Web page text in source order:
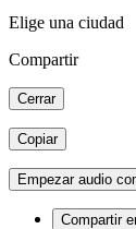
Elige una ciudad
Compartir
Cerrar
Copiar
Empezar audio
Compartir